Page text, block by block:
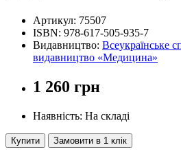
Артикул: 75507
ISBN: 978-617-505-935-7
Видавництво: Всеукраїнське
видавництво «Медицина»
1 260 грн
Наявність: На складі
Купити Замовити в 1 клік